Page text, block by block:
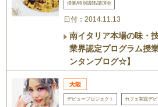
授業/特別講師/講演会
日付：2014.11.13
南イタリア本場の味・
業界認定プログラム授
ンタンブログ☆】
デビュープロジェクト カフェ実践デ